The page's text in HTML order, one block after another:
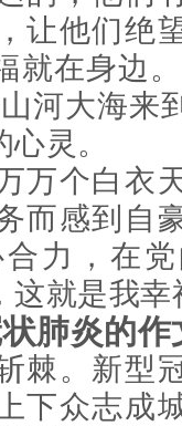
让他们绝
就在身边
河大海来
灵。
个白衣
而感到自
力，在
这就是我幸
肺炎的作
。新型
下众志成